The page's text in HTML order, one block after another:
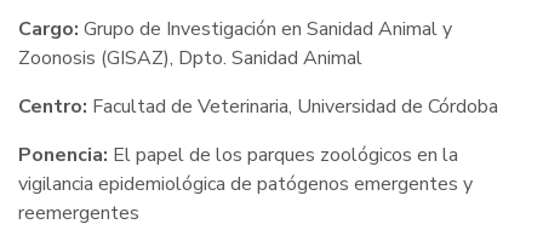
Cargo: Grupo de Investigación en Sanidad Animal y
Zoonosis (GISAZ), Dpto. Sanidad Animal
Centro: Facultad de Veterinaria, Universidad de Córdoba
Ponencia: El papel de los parques zoológicos en la
vigilancia epidemiológica de patógenos emergentes y
reemergentes